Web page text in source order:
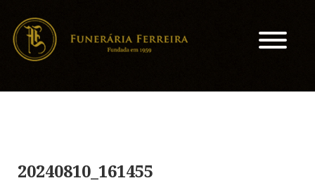
20240810_161455